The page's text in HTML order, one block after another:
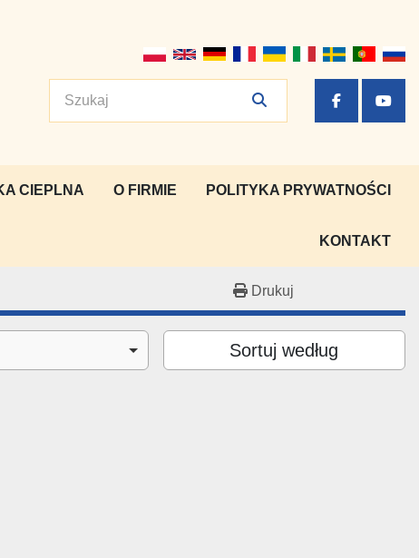
facebook
CIEPLNA O FIRMIE POLITYKA PRYWATNOŚCI
KONTAKT
Drukuj
Sortuj według